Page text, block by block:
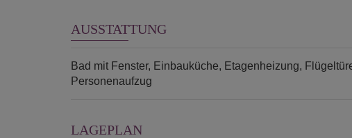
AUSSTATTUNG
Bad mit Fenster Einbauküche Etagenheizung
Personenaufzug
LAGEPLAN